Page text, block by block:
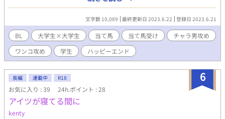
な表現がふくまれることがあります。 誤字脱字を発見されまし
たら教えてもらえると助かります。 感想もらえたりお気に入り
登録してもらえるととても嬉しいです(⁠^⁠^⁠)
文字数 10,089 最終更新日 2023.6.22 登録日 2023.6.21
BL 大学生×大学生 当て馬 当て馬受け
チャラ男攻め
ワンコ攻め
学生 ハッピーエンド
6
長編 連載中 R18
お気に入り : 39 24h.ポイント : 28
アイツが寝てる間に
kenty